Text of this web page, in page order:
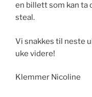
en billett som kan ta
steal.
Vi snakkes til neste
uke videre!
Klemmer Nicoline